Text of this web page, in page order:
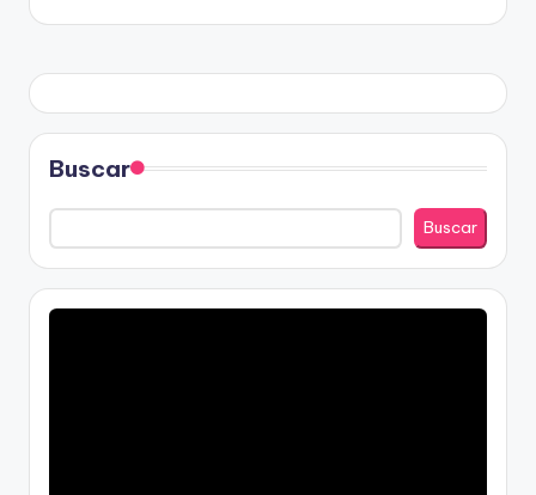
Buscar
Buscar